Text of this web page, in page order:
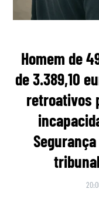
Homem de
de 3.389,10
retroativos